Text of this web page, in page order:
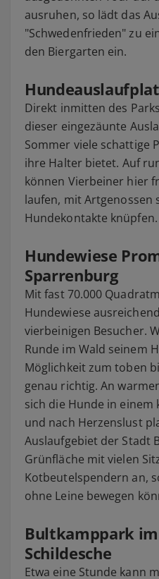
ausruhen, so lädt das
"Schwedenfrieden" zu
den Biergarten ein.
Direkt inmitten des
dieser eingezäunte
Sommer viele schattige
ihre Halter bietet. Auf
können Vierbeiner hier
laufen, mit Artgenossen
Hundekontakte knüpfen.
Hundewiese
Sparrenburg
Mit fast 70.000
Hundewiese
vierbeinigen Besucher.
Runde im Wald seinem
Möglichkeit zum toben
genau richtig. An
sich die Hunde in einem
und nach Herzenslust
Auslaufgebiet der Stadt
Grünfläche mit vielen
Kotbeutelspendern an,
ohne Leine bewegen
Bultkamppark
Schildesche
Etwa eine Stunde kann